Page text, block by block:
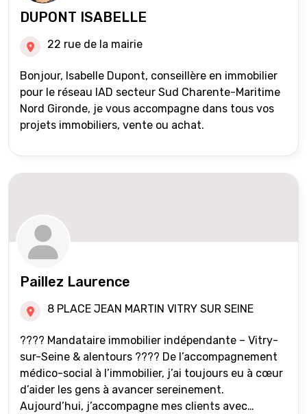
DUPONT ISABELLE
22 rue de la mairie
Bonjour, Isabelle Dupont, conseillère en immobilier
pour le réseau IAD secteur Sud Charente-Maritime
Nord Gironde, je vous accompagne dans tous vos
projets immobiliers, vente ou achat.
Paillez Laurence
8 PLACE JEAN MARTIN VITRY SUR SEINE
???? Mandataire immobilier indépendante – Vitry-
sur-Seine & alentours ???? De l’accompagnement
médico-social à l’immobilier, j’ai toujours eu à cœur
d’aider les gens à avancer sereinement.
Aujourd’hui, j’accompagne mes clients avec